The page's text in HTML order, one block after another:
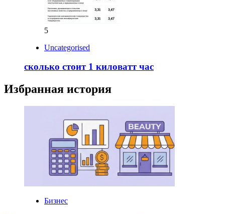
5
Uncategorised
сколько стоит 1 киловатт час
Избранная история
Бизнес